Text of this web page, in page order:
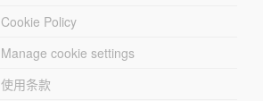
Cookie Policy
Manage cookie settings
使用条款